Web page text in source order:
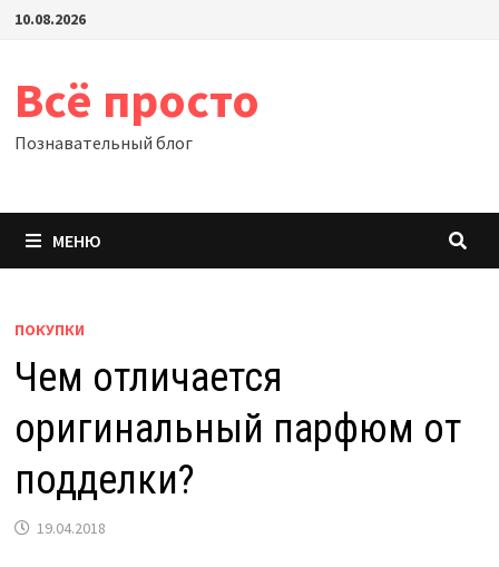
Перейти
10.08.2026
Всё просто
Познавательный блог
МЕНЮ
ПОКУПКИ
Чем отличается
оригинальный парфюм от
подделки?
19.04.2018